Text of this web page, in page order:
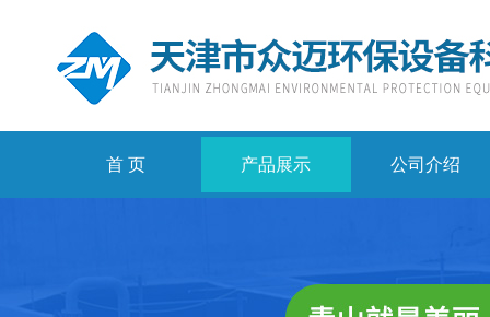
首 页 产品展示 公司介绍